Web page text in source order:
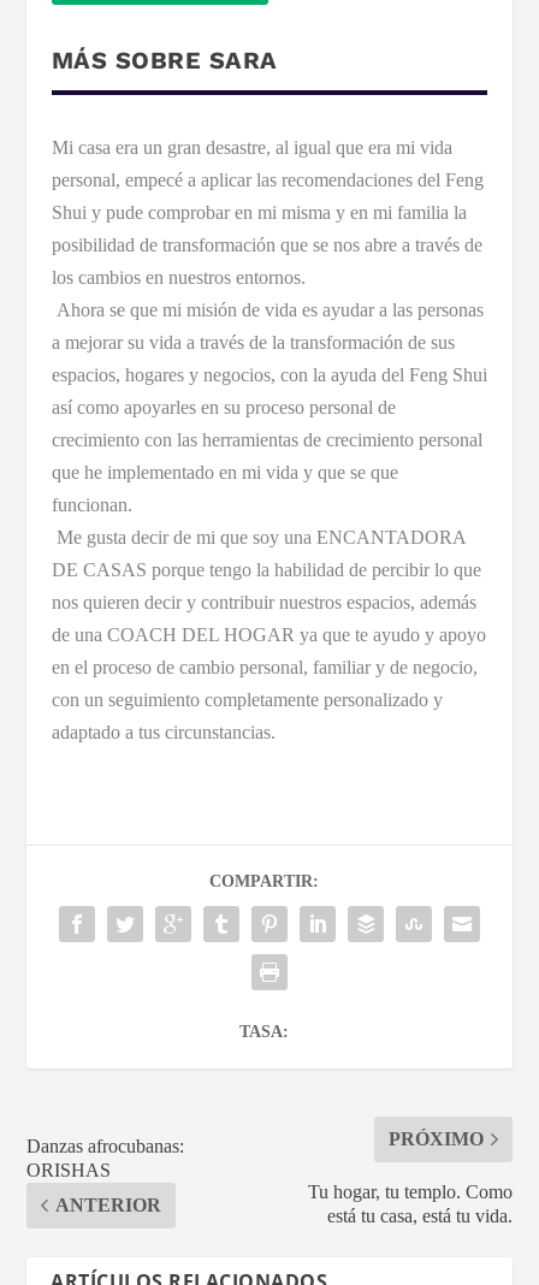
MÁS SOBRE SARA
Mi casa era un gran desastre, al igual que era mi vida
personal, empecé a aplicar las recomendaciones del Feng
Shui y pude comprobar en mi misma y en mi familia la
posibilidad de transformación que se nos abre a través de
los cambios en nuestros entornos.
Ahora se que mi misión de vida es ayudar a las personas
a mejorar su vida a través de la transformación de sus
espacios, hogares y negocios, con la ayuda del Feng Shui
así como apoyarles en su proceso personal de
crecimiento con las herramientas de crecimiento personal
que he implementado en mi vida y que se que
funcionan.
Me gusta decir de mi que soy una ENCANTADORA
DE CASAS porque tengo la habilidad de percibir lo que
nos quieren decir y contribuir nuestros espacios, además
de una COACH DEL HOGAR ya que te ayudo y apoyo
en el proceso de cambio personal, familiar y de negocio,
con un seguimiento completamente personalizado y
adaptado a tus circunstancias.
COMPARTIR:
TASA:
Danzas afrocubanas:
ORISHAS
ANTERIOR
PRÓXIMO
Tu hogar, tu templo. Como
está tu casa, está tu vida.